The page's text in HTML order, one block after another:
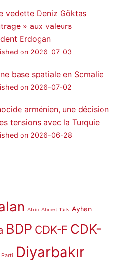
vedette Deniz Göktas
» aux valeurs
Erdogan
on 2026-07-03
base spatiale en Somalie
on 2026-07-02
arménien, une décision
tensions avec la Turquie
on 2026-06-28
Afrin Ahmet Türk Ayhan
BDP CDK-F CDK-
Parti Diyarbakır